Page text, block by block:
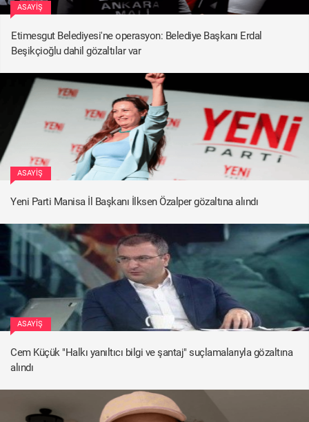
ASAYIŞ
Etimesgut Belediyesi'ne operasyon: Belediye Başkanı Erdal
Beşikçioğlu dahil gözaltılar var
ASAYIŞ
Yeni Parti Manisa İl Başkanı İlksen Özalper gözaltına alındı
ASAYIŞ
Cem Küçük "Halkı yanıltıcı bilgi ve şantaj" suçlamalarıyla gözaltına
alındı